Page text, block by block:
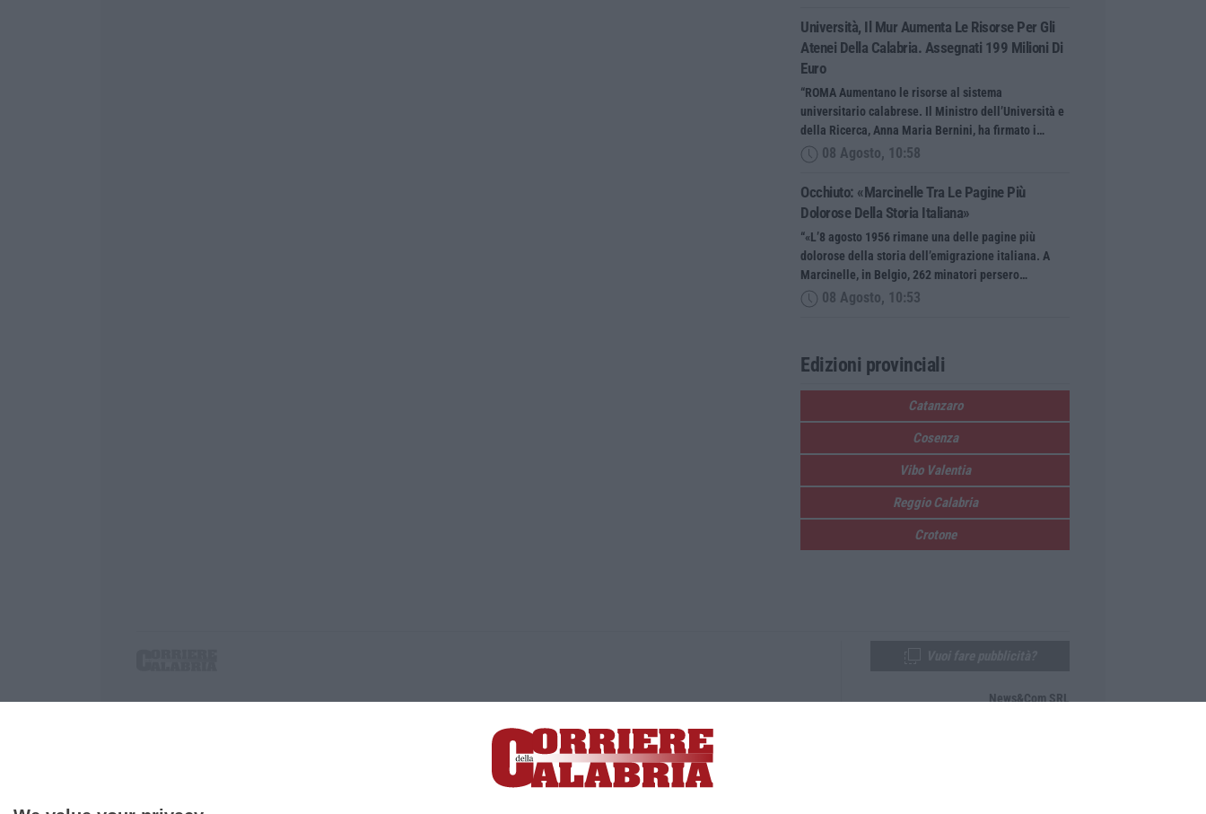
Università, Il Mur Aumenta Le Risorse Per Gli
Atenei Della Calabria. Assegnati 199 Milioni Di
Euro
“ROMA Aumentano le risorse al sistema
universitario calabrese. Il Ministro dell’Università e
della Ricerca, Anna Maria Bernini, ha firmato i…
08 Agosto, 10:58
Occhiuto: «Marcinelle Tra Le Pagine Più
Dolorose Della Storia Italiana»
“«L’8 agosto 1956 rimane una delle pagine più
dolorose della storia dell’emigrazione italiana. A
Marcinelle, in Belgio, 262 minatori persero…
08 Agosto, 10:53
Edizioni provinciali
Catanzaro
Cosenza
Vibo Valentia
Reggio Calabria
Crotone
P.IVA. 03199620794, Via del mare 6/G, S.Eufemia, Lamezia Terme (CZ)
Iscrizione tribunale di Lamezia Terme 5/2011 - Direttore responsabile Paola Militano |Privacy
News&Com SRL